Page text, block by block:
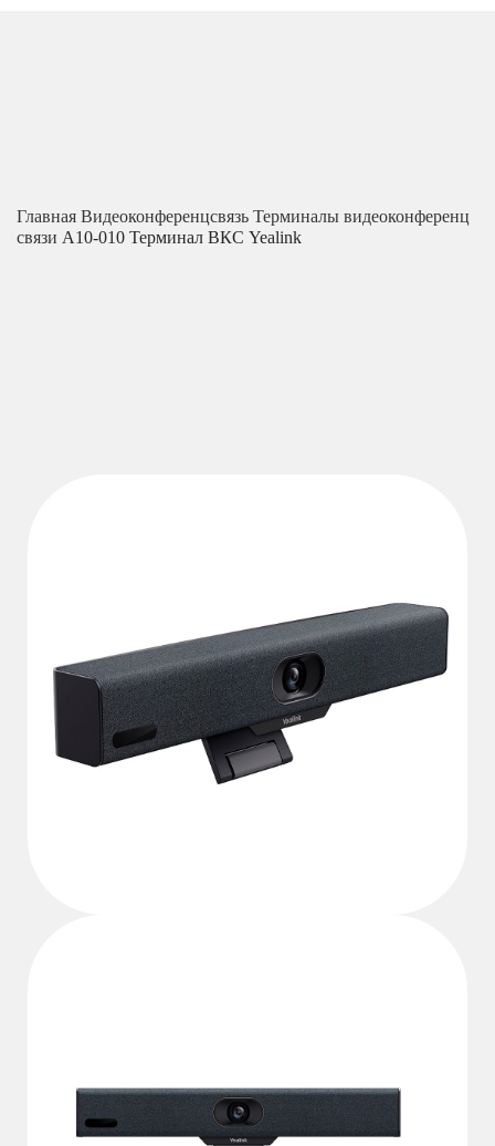
Главная Видеоконференцсвязь Терминалы видеоконференц
связи A10-010 Терминал ВКС Yealink